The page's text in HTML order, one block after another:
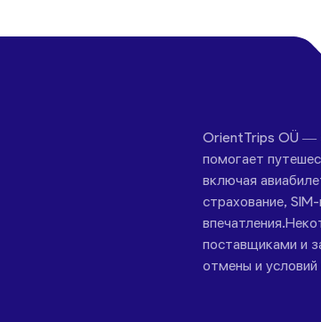
OrientTrips OÜ —
помогает
включая
страхование,
поставщиками и
отмены и условий